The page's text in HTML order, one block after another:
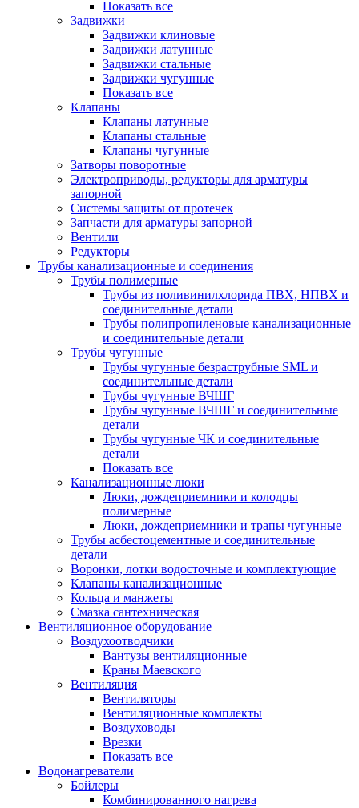
Показать все
Задвижки
Задвижки клиновые
Задвижки латунные
Задвижки стальные
Задвижки чугунные
Показать все
Клапаны
Клапаны латунные
Клапаны стальные
Клапаны чугунные
Затворы поворотные
Электроприводы, редукторы для арматуры
запорной
Системы защиты от протечек
Запчасти для арматуры запорной
Вентили
Редукторы
Трубы канализационные и соединения
Трубы полимерные
Трубы из поливинилхлорида ПВХ, НПВХ и
соединительные детали
Трубы полипропиленовые канализационные
и соединительные детали
Трубы чугунные
Трубы чугунные безраструбные SML и
соединительные детали
Трубы чугунные ВЧШГ
Трубы чугунные ВЧШГ и соединительные
детали
Трубы чугунные ЧК и соединительные
детали
Показать все
Канализационные люки
Люки, дождеприемники и колодцы
полимерные
Люки, дождеприемники и трапы чугунные
Трубы асбестоцементные и соединительные
детали
Воронки, лотки водосточные и комплектующие
Клапаны канализационные
Кольца и манжеты
Смазка сантехническая
Вентиляционное оборудование
Воздухоотводчики
Вантузы вентиляционные
Краны Маевского
Вентиляция
Вентиляторы
Вентиляционные комплекты
Воздуховоды
Врезки
Показать все
Водонагреватели
Бойлеры
Комбинированного нагрева